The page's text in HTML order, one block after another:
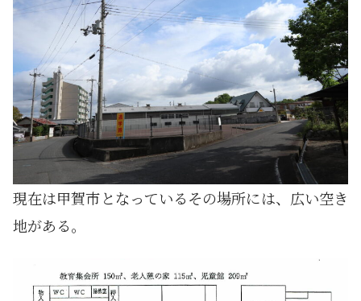
現在は甲賀市となっているその場所には、広い空き
地がある。